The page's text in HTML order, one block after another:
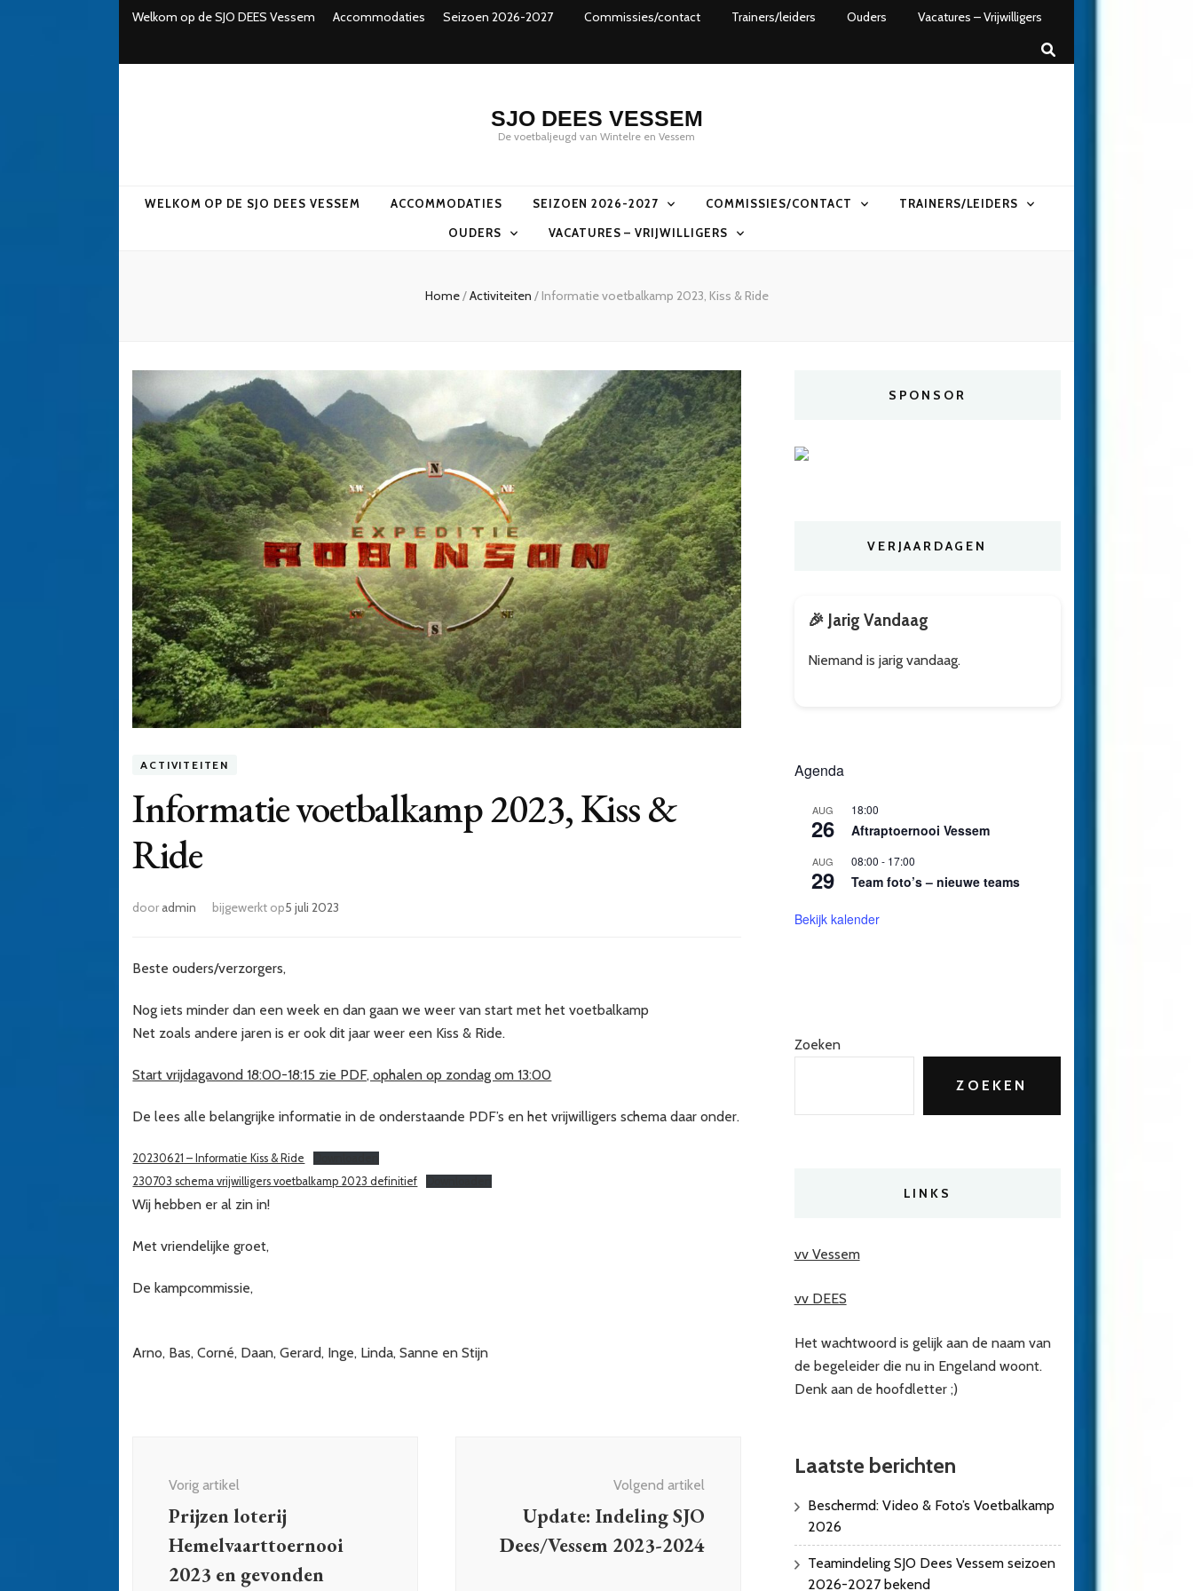
Welkom op de SJO DEES Vessem Accommodaties Seizoen 2026-2027 Commissies/contact Trainers/leiders Ouders Vacatures – Vrijwilligers
SJO DEES VESSEM
De voetbaljeugd van Wintelre en Vessem
WELKOM OP DE SJO DEES VESSEM ACCOMMODATIES SEIZOEN 2026-2027 COMMISSIES/CONTACT TRAINERS/LEIDERS
OUDERS VACATURES – VRIJWILLIGERS
Home/Activiteiten / Informatie voetbalkamp 2023, Kiss & Ride
ACTIVITEITEN
Informatie voetbalkamp 2023, Kiss &
Ride
dooradmin bijgewerkt op5 juli 2023
Beste ouders/verzorgers,
Nog iets minder dan een week en dan gaan we weer van start met het voetbalkamp
Net zoals andere jaren is er ook dit jaar weer een Kiss & Ride.
Start vrijdagavond 18:00-18:15 zie PDF, ophalen op zondag om 13:00
De lees alle belangrijke informatie in de onderstaande PDF’s en het vrijwilligers schema daar onder.
20230621 – Informatie Kiss & Ride
230703 schema vrijwilligers voetbalkamp 2023 definitief
Wij hebben er al zin in!
Met vriendelijke groet,
De kampcommissie,
Arno, Bas, Corné, Daan, Gerard, Inge, Linda, Sanne en Stijn
Vorig artikel
Prijzen loterij
Hemelvaarttoernooi
2023 en gevonden
Volgend artikel
Update: Indeling SJO
Dees/Vessem 2023-2024
SPONSOR
VERJAARDAGEN
🎉 Jarig Vandaag
Niemand is jarig vandaag.
Agenda
AUG
26
18:00
Aftraptoernooi Vessem
AUG
29
08:00 - 17:00
Team foto’s – nieuwe teams
Bekijk kalender
Zoeken
ZOEKEN
LINKS
vv Vessem
vv DEES
Het wachtwoord is gelijk aan de naam van
de begeleider die nu in Engeland woont.
Denk aan de hoofdletter ;)
Laatste berichten
Beschermd: Video & Foto’s Voetbalkamp
2026
Teamindeling SJO Dees Vessem seizoen
2026-2027 bekend